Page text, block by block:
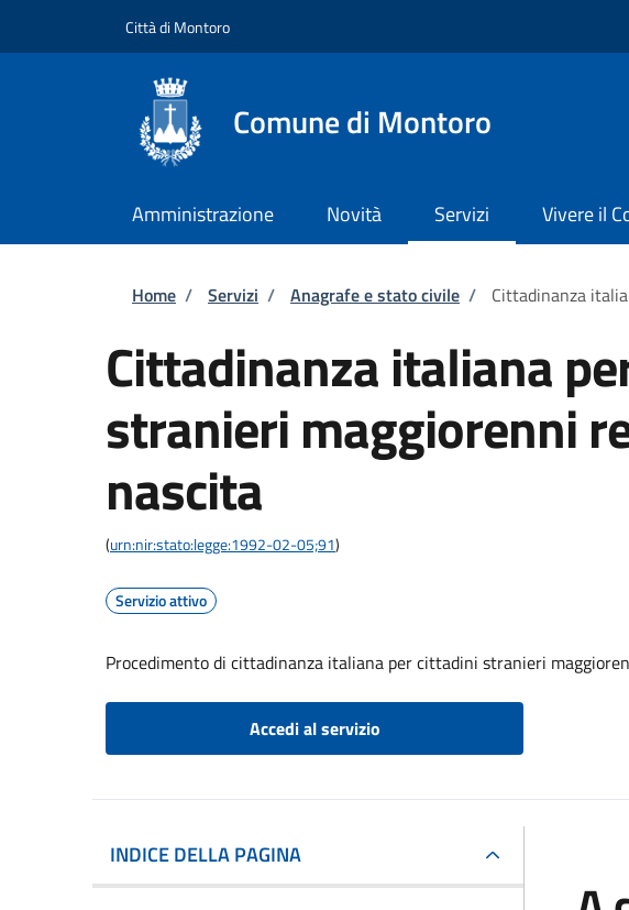
Città di Montoro
Comune di Montoro
Amministrazione Novità Servizi Vivere il
Briciole di pane
Home / Servizi / Anagrafe e stato civile / Cittadinanza
Cittadinanza italiana
stranieri maggiorenni
nascita
(urn:nir:stato:legge:1992-02-05;91)
Servizio attivo
Procedimento di cittadinanza italiana per cittadini stranieri
Accedi al servizio
INDICE DELLA PAGINA